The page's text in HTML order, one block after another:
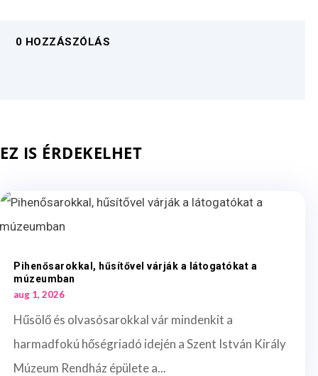
0 HOZZÁSZÓLÁS
EZ IS ÉRDEKELHET
Pihenősarokkal, hűsítővel várják a látogatókat a
múzeumban
aug 1, 2026
Hűsölő és olvasósarokkal vár mindenkit a
harmadfokú hőségriadó idején a Szent István Király
Múzeum Rendház épülete a...